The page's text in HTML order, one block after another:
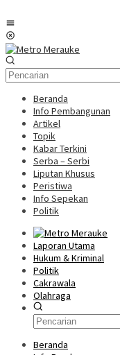
ke
konten
Beranda
Info Pembangunan
Artikel
Topik
Kabar Terkini
Serba – Serbi
Liputan Khusus
Peristiwa
Info Sepekan
Politik
Laporan Utama
Hukum & Kriminal
Politik
Cakrawala
Olahraga
Beranda